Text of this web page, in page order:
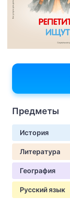
Предметы
История
Литература
География
Русский язык